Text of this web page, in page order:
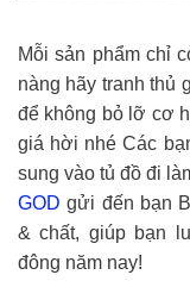
Mỗi sản phẩm chỉ
nàng hãy tranh thủ
để không bỏ lỡ cơ
giá hời nhé Các
sung vào tủ đồ đi
GOD gửi đến bạn
& chất, giúp bạn
đông năm nay!